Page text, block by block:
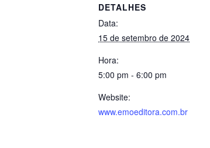
DETALHES
Data:
15 de setembro de 2024
Hora:
5:00 pm - 6:00 pm
Website:
www.emoeditora.com.br